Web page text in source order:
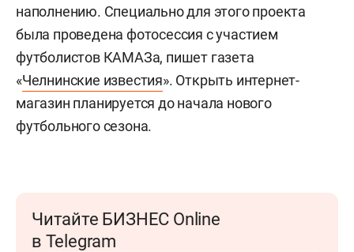
наполнению. Специально для этого проекта
была проведена фотосессия с участием
футболистов КАМАЗа, пишет газета
«Челнинские известия». Открыть интернет-
магазин планируется до начала нового
футбольного сезона.
Читайте БИЗНЕС Online
в Telegram